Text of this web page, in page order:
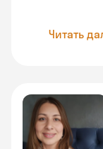
Читать